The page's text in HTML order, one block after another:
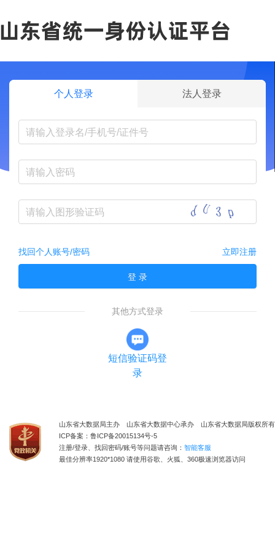
个人登录 法人登录
找回个人账号/密码 立即注册
登 录
其他方式登录
短信验证码登
录
山东省大数据局主办 山东省大数据中心承办 山东省大数据局版权所有
ICP备案：鲁ICP备20015134号-5
注册/登录、找回密码/账号等问题请咨询： 智能客服
最佳分辨率1920*1080 请使用谷歌、火狐、360极速浏览器访问